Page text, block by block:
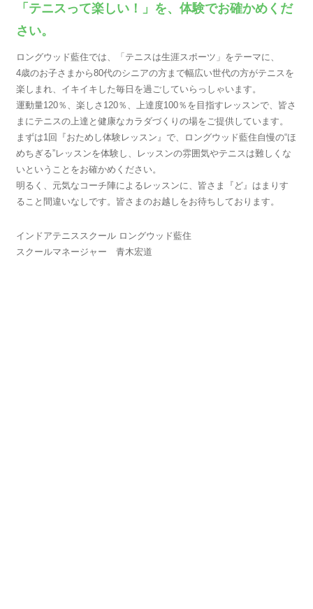
「テニスって楽しい！」を、体験でお確かめくだ
さい。
ロングウッド藍住では、「テニスは生涯スポーツ」をテーマに、
4歳のお子さまから80代のシニアの方まで幅広い世代の方がテニスを
楽しまれ、イキイキした毎日を過ごしていらっしゃいます。
運動量120％、楽しさ120％、上達度100％を目指すレッスンで、皆さ
まにテニスの上達と健康なカラダづくりの場をご提供しています。
まずは1回『おためし体験レッスン』で、ロングウッド藍住自慢の“ほ
めちぎる”レッスンを体験し、レッスンの雰囲気やテニスは難しくな
いということをお確かめください。
明るく、元気なコーチ陣によるレッスンに、皆さま『ど』はまりす
ること間違いなしです。皆さまのお越しをお待ちしております。
インドアテニススクール ロングウッド藍住
スクールマネージャー 青木宏道